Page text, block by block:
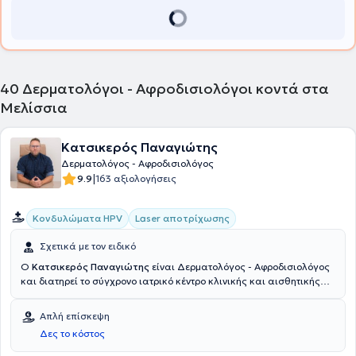
Δερματολογικής Εταιρείας και της Εuropean Academy of
40 Δερματολόγοι - Αφροδισιολόγοι κοντά στα
Μελίσσια
Κατσικερός Παναγιώτης
Δερματολόγος - Αφροδισιολόγος
9.9|163 αξιολογήσεις
Κονδυλώματα HPV Laser αποτρίχωσης
Σχετικά με τον ειδικό
Ο Κατσικερός Παναγιώτης είναι Δερματολόγος - Αφροδισιολόγος
και διατηρεί το σύγχρονο ιατρικό κέντρο κλινικής και αισθητικής
ειδικευτεί στη Δερματολογική κλινική του Πανεπιστημιακού Γενικού
Νοσοκομείου Πατρών. Είναι μέλος της Ένωσης Δερματολόγων
Αφροδισιολόγων Ελλάδος (ΕΔΑΕ), της Διεθνούς Εταιρείας
Αισθητικής Ιατρικής, της Αμερικανικής Ένωσης Δερματολόγων
Απλή επίσκεψη
Δες το κόστος